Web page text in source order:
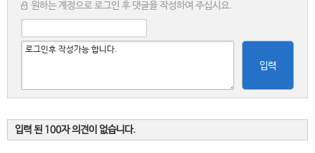
원하는 계정으로 로그인 후 댓글을 작성하여 주십시요.
입력
입력 된 100자 의견이 없습니다.